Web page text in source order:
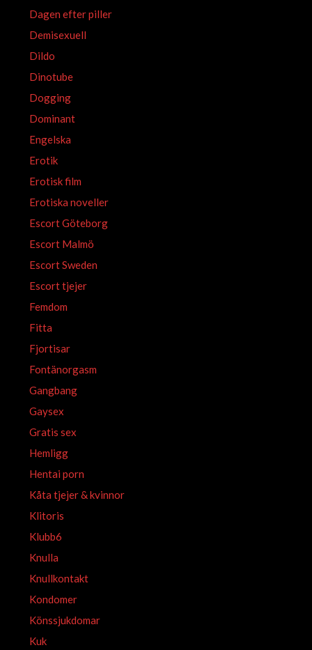
Dagen efter piller
Demisexuell
Dildo
Dinotube
Dogging
Dominant
Engelska
Erotik
Erotisk film
Erotiska noveller
Escort Göteborg
Escort Malmö
Escort Sweden
Escort tjejer
Femdom
Fitta
Fjortisar
Fontänorgasm
Gangbang
Gaysex
Gratis sex
Hemligg
Hentai porn
Kåta tjejer & kvinnor
Klitoris
Klubb6
Knulla
Knullkontakt
Kondomer
Könssjukdomar
Kuk